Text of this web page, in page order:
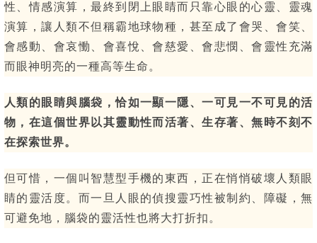
性、情感演算，最終到閉上眼睛而只靠心眼的心靈、靈魂
演算，讓人類不但稱霸地球物種，甚至成了會哭、會笑、
會感動、會哀慟、會喜悅、會慈愛、會悲憫、會靈性充滿
而眼神明亮的一種高等生命。
人類的眼睛與腦袋，恰如一顯一隱、一可見一不可見的活
物，在這個世界以其靈動性而活著、生存著、無時不刻不
在探索世界。
但可惜，一個叫智慧型手機的東西，正在悄悄破壞人類眼
睛的靈活度。而一旦人眼的偵搜靈巧性被制約、障礙，無
可避免地，腦袋的靈活性也將大打折扣。